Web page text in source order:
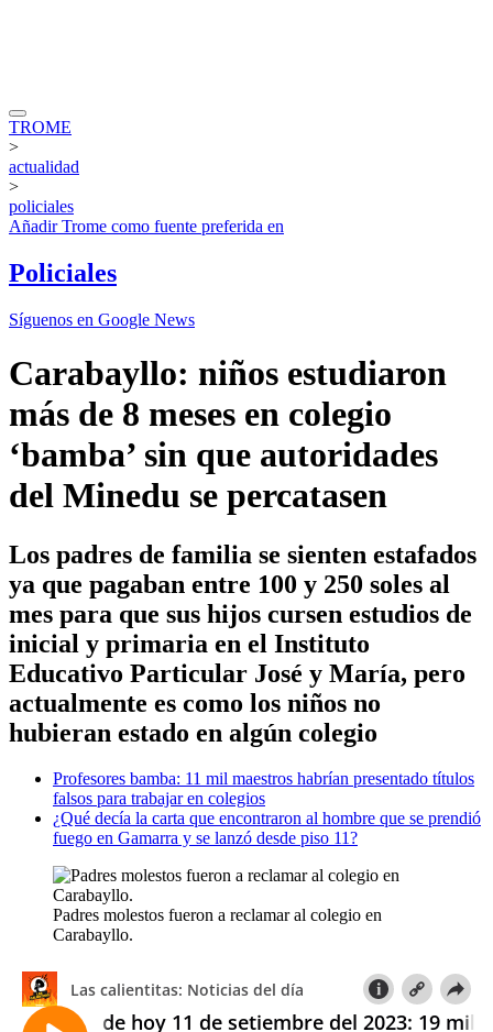
TROME
>
actualidad
>
policiales
AñadirTrome como fuente preferida en
Policiales
Síguenos en Google News
Carabayllo: niños estudiaron
más de 8 meses en colegio
‘bamba’ sin que autoridades
del Minedu se percatasen
Los padres de familia se sienten estafados
ya que pagaban entre 100 y 250 soles al
mes para que sus hijos cursen estudios de
inicial y primaria en el Instituto
Educativo Particular José y María, pero
actualmente es como los niños no
hubieran estado en algún colegio
Profesores bamba: 11 mil maestros habrían presentado títulos
falsos para trabajar en colegios
¿Qué decía la carta que encontraron al hombre que se prendió
fuego en Gamarra y se lanzó desde piso 11?
Padres molestos fueron a reclamar al colegio en
Carabayllo.